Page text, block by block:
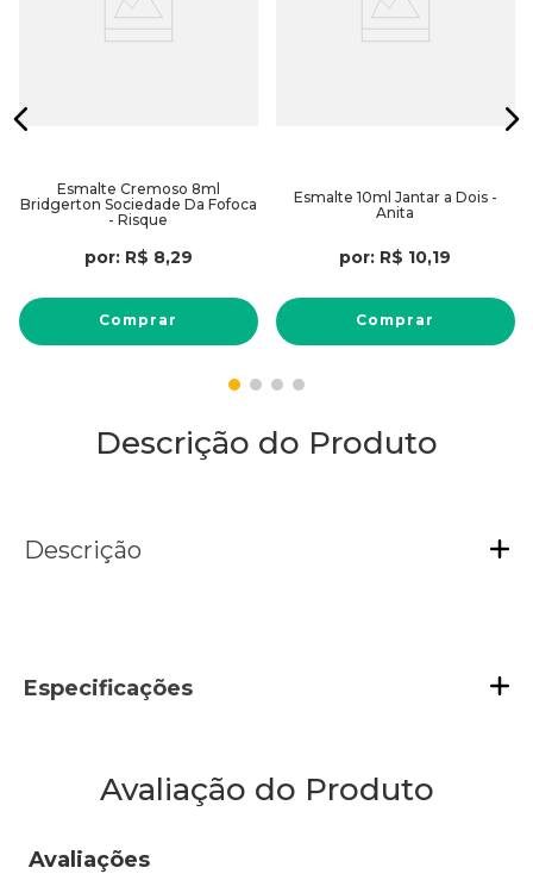
Esmalte Cremoso 8ml
Bridgerton Sociedade Da Fofoca
- Risque
por: R$ 8,29
Comprar
Esmalte 10ml Jantar a Dois -
Anita
por: R$ 10,19
Comprar
Descrição do Produto
Descrição
Especificações
Avaliação do Produto
Avaliações